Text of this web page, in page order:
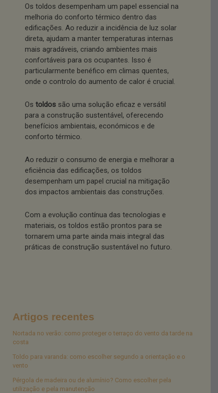
Os toldos desempenham um papel essencial na
melhoria do conforto térmico dentro das
edificações. Ao reduzir a incidência de luz solar
direta, ajudam a manter temperaturas internas
mais agradáveis, criando ambientes mais
confortáveis para os ocupantes. Isso é
particularmente benéfico em climas quentes,
onde o controlo do aumento de calor é crucial.
Os toldos são uma solução eficaz e versátil
para a construção sustentável, oferecendo
benefícios ambientais, económicos e de
conforto térmico.
Ao reduzir o consumo de energia e melhorar a
eficiência das edificações, os toldos
desempenham um papel crucial na mitigação
dos impactos ambientais das construções.
Com a evolução contínua das tecnologias e
materiais, os toldos estão prontos para se
tornarem uma parte ainda mais integral das
práticas de construção sustentável no futuro.
Artigos recentes
Nortada no verão: como proteger o terraço do vento da tarde na
costa
Toldo para varanda: como escolher segundo a orientação e o
vento
Pérgola de madeira ou de alumínio? Como escolher pela
utilização e pela manutenção